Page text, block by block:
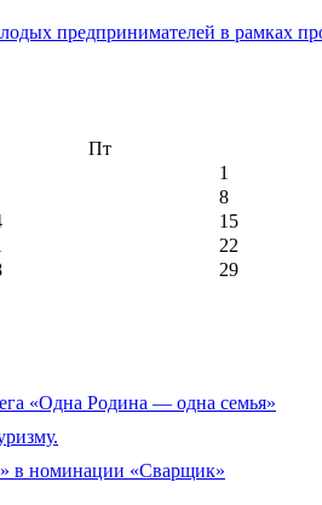
предпринимателей в рамках
Пт
1
8
15
22
29
«Одна Родина — одна семья»
в номинации «Сварщик»